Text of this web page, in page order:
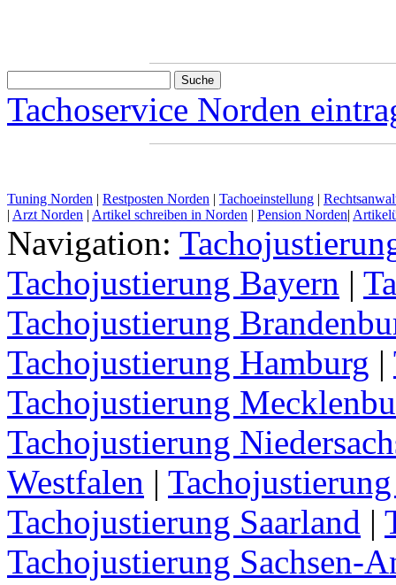
Tachoservice Norden
Tuning Norden | Restposten Norden | Tachoeinstellung |
| Arzt Norden | Artikel schreiben in Norden | Pension Norden|
Navigation:
Tachojustierung Bayern |
Tachojustierung
Tachojustierung Hamburg |
Tachojustierung
Tachojustierung
Westfalen |
Tachojustierung Saarland |
Tachojustierung Sachsen-